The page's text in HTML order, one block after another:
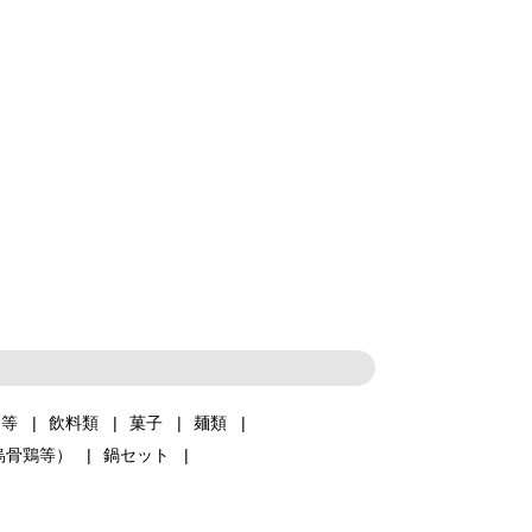
飲料類 菓子
麺類
鶏等）
鍋セット